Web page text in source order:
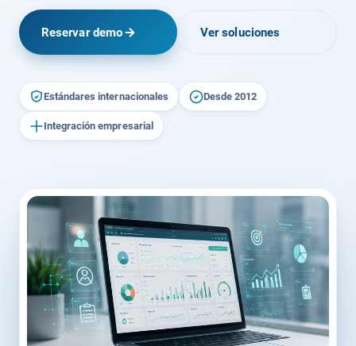
Reservar demo Ver soluciones
Estándares internacionales Desde 2012
Integración empresarial